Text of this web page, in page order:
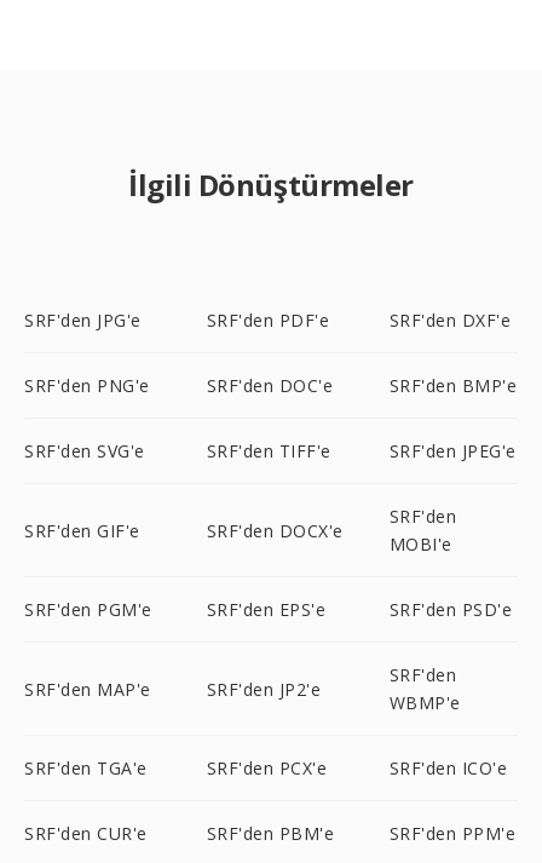
İlgili Dönüştürmeler
SRF'den JPG'e SRF'den PDF'e SRF'den DXF'e
SRF'den PNG'e SRF'den DOC'e SRF'den BMP'e
SRF'den SVG'e SRF'den TIFF'e SRF'den JPEG'e
SRF'den GIF'e SRF'den DOCX'e
SRF'den
MOBI'e
SRF'den PGM'e SRF'den EPS'e SRF'den PSD'e
SRF'den MAP'e SRF'den JP2'e
SRF'den
WBMP'e
SRF'den TGA'e SRF'den PCX'e SRF'den ICO'e
SRF'den CUR'e SRF'den PBM'e SRF'den PPM'e